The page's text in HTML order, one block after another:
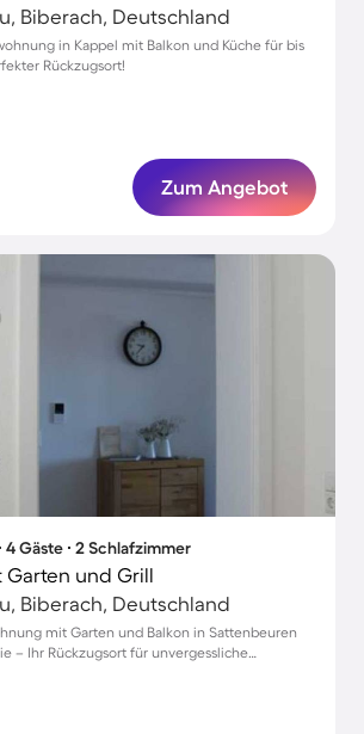
Biberach, Deutschland
in Kappel mit Balkon und Küche für bis
Rückzugsort!
Zum Angebot
4 Gäste ∙ 2 Schlafzimmer
und Grill
Biberach, Deutschland
mit Garten und Balkon in Sattenbeuren
– Ihr Rückzugsort für unvergessliche